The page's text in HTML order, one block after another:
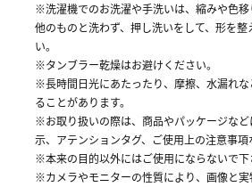
※洗濯機でのお洗濯や手洗いは、縮みや色移
他のものと洗わず、押し洗いをして、形を
い。
※タンブラー乾燥はお避けください。
※長時間日光にあたったり、摩擦、水漏れ
ることがあります。
※お取り扱いの際は、商品やパッケージな
示、アテンションタグ、ご使用上の注意事項
※本来の目的以外にはご使用にならないで下
※カメラやモニターの性質により、画像と